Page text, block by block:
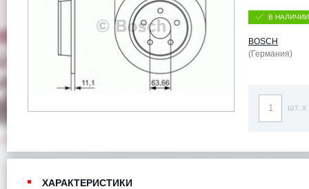
В НАЛИЧИИ
BOSCH
(Германия)
шт. x
ХАРАКТЕРИСТИКИ